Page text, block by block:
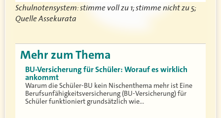
Schulnotensystem: stimme voll zu 1; stimme nicht zu 5;
Quelle Assekurata
Mehr zum Thema
BU-Versicherung für Schüler: Worauf es wirklich
ankommt
Warum die Schüler-BU kein Nischenthema mehr ist Eine
Berufsunfähigkeitsversicherung (BU-Versicherung) für
Schüler funktioniert grundsätzlich wie…